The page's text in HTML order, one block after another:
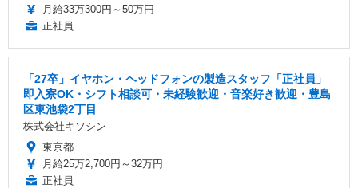
月給33万300円～50万円
正社員
「27卒」イヤホン・ヘッドフォンの製造スタッフ「正社員」
即入寮OK・シフト相談可・未経験歓迎・音楽好き歓迎・豊島
区東池袋2丁目
株式会社キソシン
東京都
月給25万2,700円～32万円
正社員